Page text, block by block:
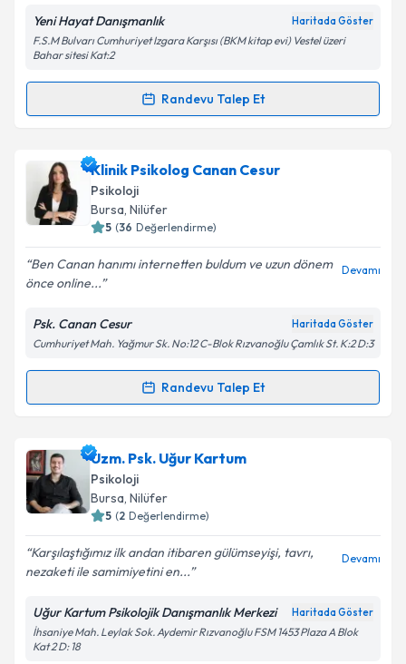
Kişisel verilerimin işlenmesine ilişkin
Metni'ni okudum ve kişisel verilerimin belirtilen
Takvim Talebini Gönder
Yeni Hayat Danışmanlık Haritada Göster
F.S.M Bulvarı Cumhuriyet Izgara Karşısı (BKM kitap evi) Vestel üzeri
Bahar sitesi Kat:2
Randevu Talep Et
Randevu Takvimi Talebi
Psk. Duygu Çağlayan Aytekin için randevu takvimi
talebi oluşturun. Size bu uzmandan randevu almanız
için bir takvim hazırlandığında e-posta ile
bilgilendireceğiz.
E-posta Adresiniz
Kişisel verilerimin işlenmesine ilişkinAydınlatma
Metni'ni okudum ve kişisel verilerimin belirtilen
kapsamda işlenmesini kabul ediyorum.
Klinik Psikolog Canan Cesur
Psikoloji
Bursa, Nilüfer
5 (36 Değerlendirme)
Ben Canan hanımı internetten buldum ve uzun dönem
önce online...
Devamı
Psk. Canan Cesur Haritada Göster
Cumhuriyet Mah. Yağmur Sk. No:12 C-Blok Rızvanoğlu Çamlık St. K:2 D:3
Randevu Talep Et
Randevu Takvimi Talebi
Klinik Psikolog Canan Cesuriçin randevu takvimi
talebi oluşturun. Size bu uzmandan randevu almanız
için bir takvim hazırlandığında e-posta ile
bilgilendireceğiz.
E-posta Adresiniz
Kişisel verilerimin işlenmesine ilişkinAydınlatma
Uzm. Psk. Uğur Kartum
Psikoloji
Bursa, Nilüfer
5 (2 Değerlendirme)
Karşılaştığımız ilk andan itibaren gülümseyişi, tavrı,
nezaketi ile samimiyetini en...
Devamı
Uğur Kartum Psikolojik Danışmanlık Merkezi Haritada Göster
İhsaniye Mah. Leylak Sok. Aydemir Rızvanoğlu FSM 1453 Plaza A Blok
Kat 2 D: 18